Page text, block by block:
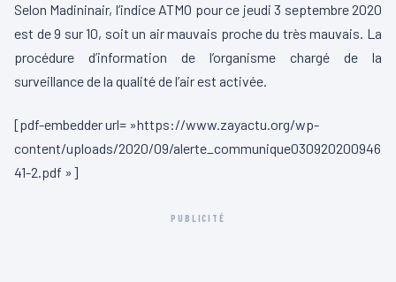
Selon Madininair, l’indice ATMO pour ce jeudi 3 septembre 2020
est de 9 sur 10, soit un air mauvais proche du très mauvais. La
procédure d’information de l’organisme chargé de la
surveillance de la qualité de l’air est activée.
[pdf-embedder url= »https://www.zayactu.org/wp-
content/uploads/2020/09/alerte_communique030920200946
41-2.pdf »]
PUBLICITÉ